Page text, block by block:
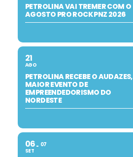
PETROLINA VAI TREMER COM O
AGOSTO PRO ROCK PNZ 2026
21
AGO
PETROLINA RECEBE O AUDAZES,
MAIOR EVENTO DE
EMPREENDEDORISMO DO
NORDESTE
06
SET
07